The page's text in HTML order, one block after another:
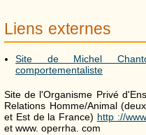
Liens externes
Site de Michel
comportementaliste
Site de l'Organisme Privé
Relations Homme/Animal
et Est de la France) http ://
et www. operrha. com